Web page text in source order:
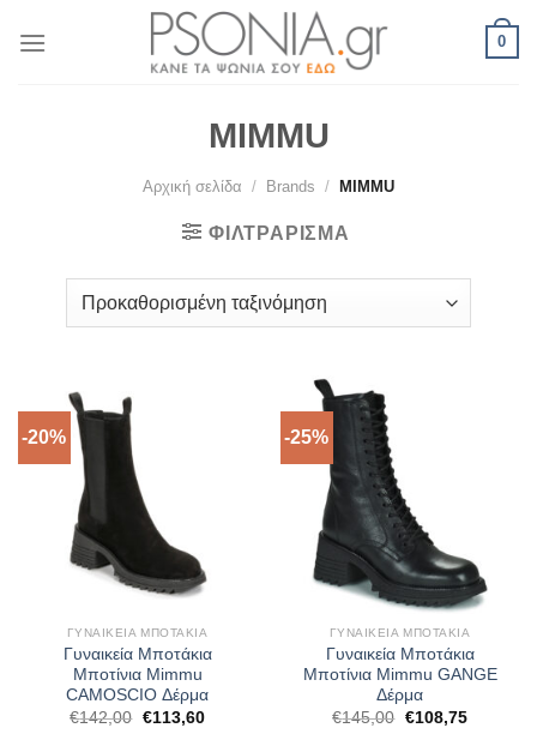
0
MIMMU
Αρχική σελίδα / Brands / MIMMU
ΦΙΛΤΡΆΡΙΣΜΑ
-20%
ΓΥΝΑΙΚΕΊΑ ΜΠΟΤΆΚΙΑ
Γυναικεία Μποτάκια
Μποτίνια Mimmu
CAMOSCIO Δέρμα
€142,00 Original
€113,60Η
-25%
ΓΥΝΑΙΚΕΊΑ ΜΠΟΤΆΚΙΑ
Γυναικεία Μποτάκια
Μποτίνια Mimmu GANGE
Δέρμα
€145,00 Original
€108,75Η